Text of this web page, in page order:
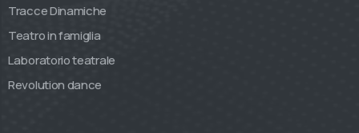
Tracce Dinamiche
Teatro in famiglia
Laboratorio teatrale
Revolution dance